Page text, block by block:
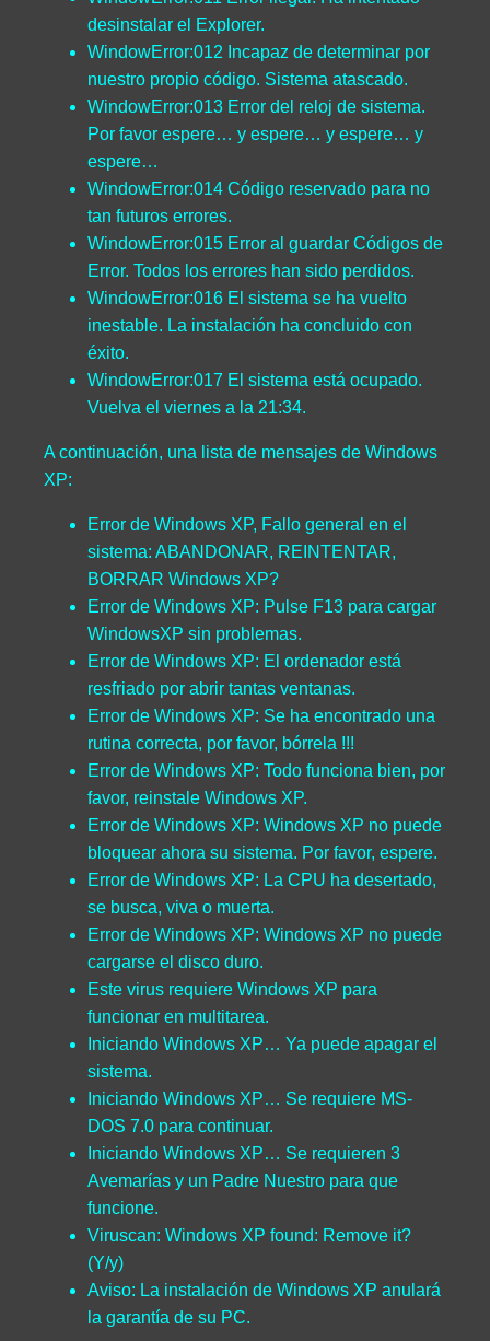
desinstalar el Explorer.
WindowError:012 Incapaz de determinar por
nuestro propio código. Sistema atascado.
WindowError:013 Error del reloj de sistema.
Por favor espere… y espere… y espere… y
espere…
WindowError:014 Código reservado para no
tan futuros errores.
WindowError:015 Error al guardar Códigos de
Error. Todos los errores han sido perdidos.
WindowError:016 El sistema se ha vuelto
inestable. La instalación ha concluido con
éxito.
WindowError:017 El sistema está ocupado.
Vuelva el viernes a la 21:34.
A continuación, una lista de mensajes de Windows
XP:
Error de Windows XP, Fallo general en el
sistema: ABANDONAR, REINTENTAR,
BORRAR Windows XP?
Error de Windows XP: Pulse F13 para cargar
WindowsXP sin problemas.
Error de Windows XP: El ordenador está
resfriado por abrir tantas ventanas.
Error de Windows XP: Se ha encontrado una
rutina correcta, por favor, bórrela !!!
Error de Windows XP: Todo funciona bien, por
favor, reinstale Windows XP.
Error de Windows XP: Windows XP no puede
bloquear ahora su sistema. Por favor, espere.
Error de Windows XP: La CPU ha desertado,
se busca, viva o muerta.
Error de Windows XP: Windows XP no puede
cargarse el disco duro.
Este virus requiere Windows XP para
funcionar en multitarea.
Iniciando Windows XP… Ya puede apagar el
sistema.
Iniciando Windows XP… Se requiere MS-
DOS 7.0 para continuar.
Iniciando Windows XP… Se requieren 3
Avemarías y un Padre Nuestro para que
funcione.
Viruscan: Windows XP found: Remove it?
(Y/y)
Aviso: La instalación de Windows XP anulará
la garantía de su PC.